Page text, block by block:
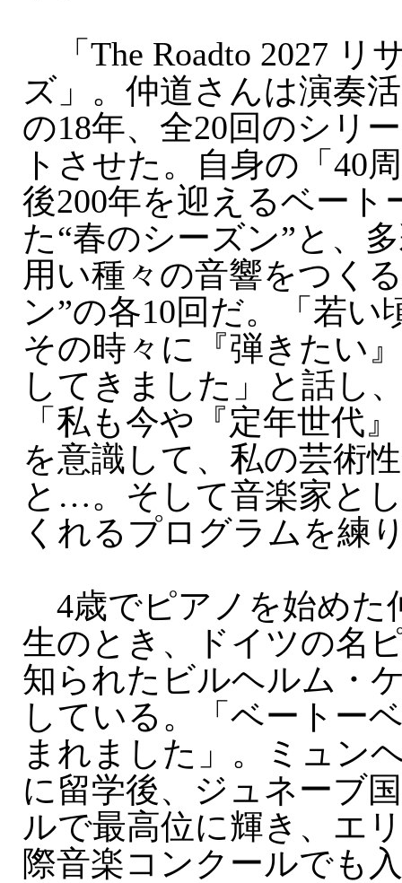
「The Roadto 2027 リ
ズ」。仲道さんは演奏
の18年、全20回のシリ
トさせた。自身の「40
後200年を迎えるベート
た“春のシーズン”と、
用い種々の音響をつく
ン”の各10回だ。「若い
その時々に『弾きたい
してきました」と話し
「私も今や『定年世代
を意識して、私の芸術
と…。そして音楽家と
くれるプログラムを練
4歳でピアノを始めた
生のとき、ドイツの名
知られたビルヘルム・
している。「ベートー
まれました」。ミュン
に留学後、ジュネーブ
ルで最高位に輝き、エ
際音楽コンクールでも